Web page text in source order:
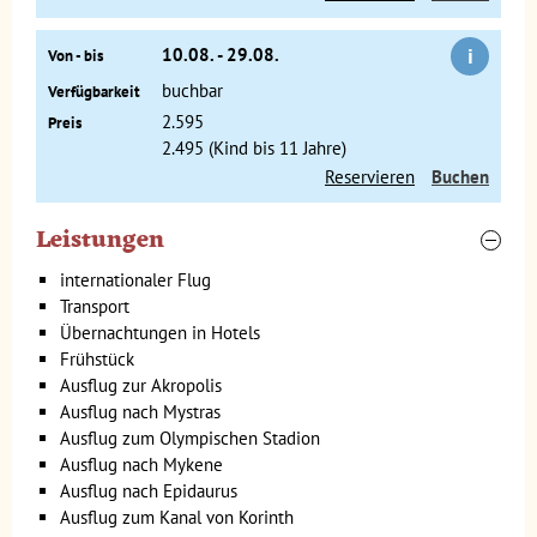
berühmten Orakel im Apollo-Tempel. Delphi ist wunderschön
am Hang eines Berges gelegen, zwischen Felsen und
gewundenen Straßen. Von hier aus blickt man auf die Berge
der Parnassos-Kette. Es ist nicht verwunderlich, dass sich die
alten Griechen hier gerne aufhielten. Eine angenehme
Mittelmeerbrise sorgt für angenehme Temperaturen.
Olympia: der Geburtsort der
Olympischen Spiele
Tag 5 Delphi - Olympia
Tag 6 Olympia, Ausflug zum Olympiastadion
Tag 7 Olympia - Pylos
Auf der Fahrt von Delphi nach Olympia folgt ihr der Küste
des Korinthischen Golfs. Eine schöne Strecke mit tollen
Ausblicken auf das Wasser und die kleinen Küstenstädte.
Von - bis 10.08. - 29.08. i
Verfügbarkeit buchbar
Preis
2.595
2.495 (Kind bis 11 Jahre)
Reservieren
Buchen
Leistungen
internationaler Flug
Transport
Übernachtungen in Hotels
Frühstück
Ausflug zur Akropolis
Ausflug nach Mystras
Ausflug zum Olympischen Stadion
Ausflug nach Mykene
Ausflug nach Epidaurus
Ausflug zum Kanal von Korinth